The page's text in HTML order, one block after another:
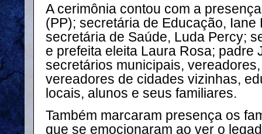
A cerimônia contou com a
(PP); secretária de Educação,
secretária de Saúde, Luda Percy;
e prefeita eleita Laura Rosa; padre
secretários municipais,
vereadores de cidades vizinhas,
locais, alunos e seus familiares.
Também marcaram presença os
que se emocionaram ao ver o